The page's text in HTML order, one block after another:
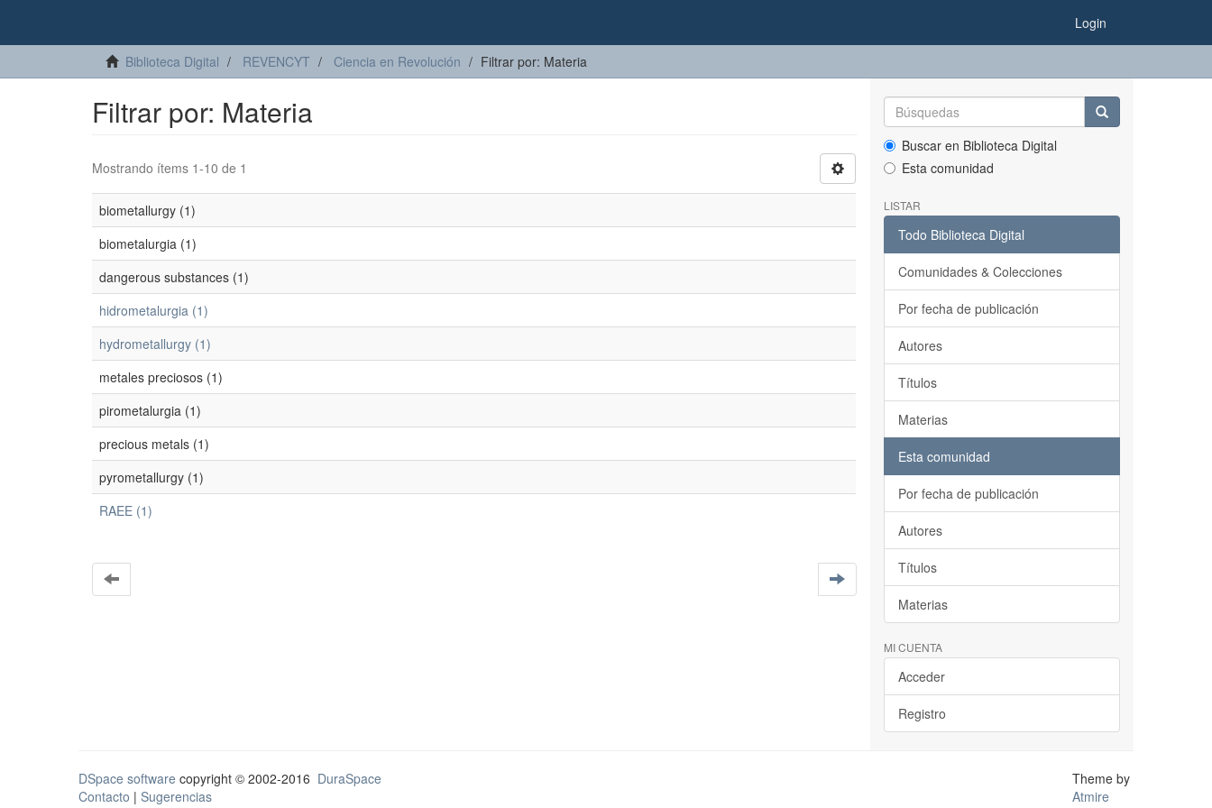
Login
Biblioteca Digital REVENCYT Ciencia en Revolución Filtrar por: Materia
Filtrar por: Materia
Mostrando ítems 1-10 de 1
biometallurgy (1)
biometalurgia (1)
dangerous substances (1)
hidrometalurgia (1)
hydrometallurgy (1)
metales preciosos (1)
pirometalurgia (1)
precious metals (1)
pyrometallurgy (1)
RAEE (1)
Buscar en Biblioteca Digital
Esta comunidad
LISTAR
Todo Biblioteca Digital
Comunidades & Colecciones
Por fecha de publicación
Autores
Títulos
Materias
Esta comunidad
Por fecha de publicación
Autores
Títulos
Materias
MI CUENTA
Acceder
Registro
DSpace software copyright © 2002-2016 DuraSpace
Contacto | Sugerencias
Theme by
Atmire